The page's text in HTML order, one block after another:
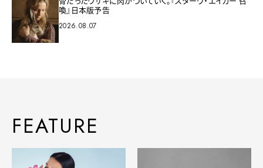
喚』日本版予告
2026.08.07
FEATURE